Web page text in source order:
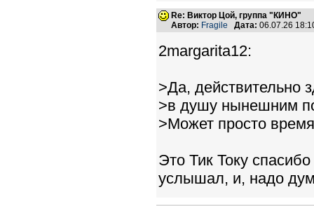
Re: Виктор Цой, группа "КИНО"
Автор: Fragile Дата: 06.07.26
2margarita12:
>Да, действительно
>в душу нынешним
>Может просто
Это Тик Току
услышал, и, надо